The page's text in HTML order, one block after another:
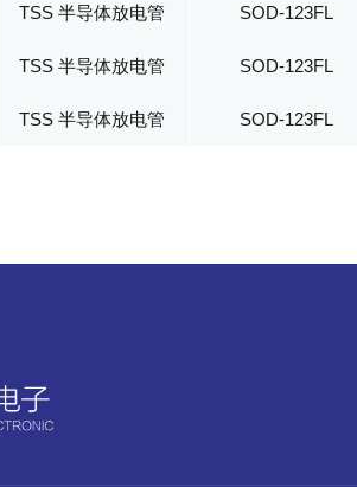
TSS 半导体放电管 SOD-123FL
TSS 半导体放电管 SOD-123FL
TSS 半导体放电管 SOD-123FL